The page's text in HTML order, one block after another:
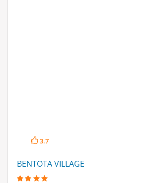
3.7
BENTOTA VILLAGE